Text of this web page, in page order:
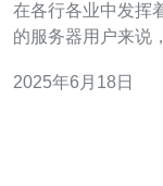
在各行各业中发挥
的服务器用户来说
用户更好地了解如何解决电源
2025年6月18日